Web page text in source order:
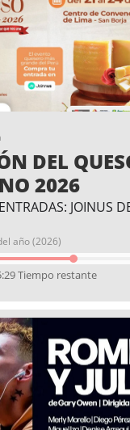
DEL
2026
JOINUS
año (2026)
Tiempo restante